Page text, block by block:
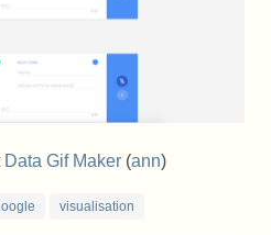
Data Gif Maker (ann)
visualisation